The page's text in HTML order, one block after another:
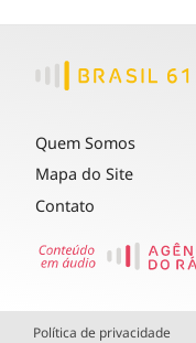
Quem Somos
Mapa do Site
Contato
Política de privacidade